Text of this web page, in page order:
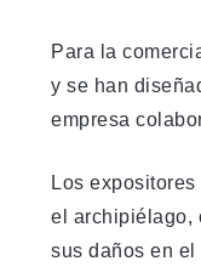
Para la
y se han
empresa
Los
el archipiélago,
sus daños en